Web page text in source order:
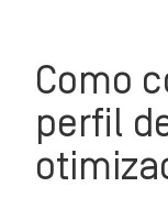
Como
perfil